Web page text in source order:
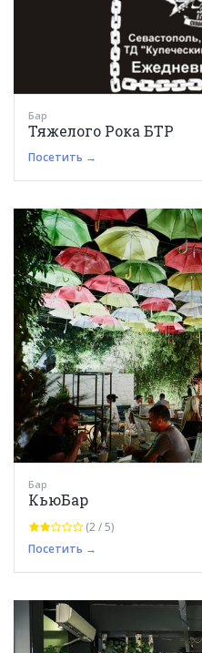
Бар
Тяжелого Рока БТР
Посетить →
Бар
КьюБар
(2 / 5)
Посетить →